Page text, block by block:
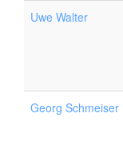
Uwe Walter
Georg Schmeiser